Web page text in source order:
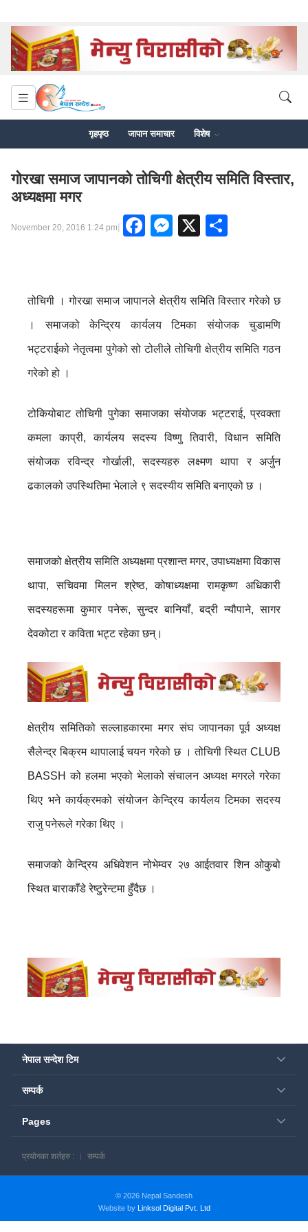
गृहपृष्ठ जापान समाचार विशेष
गोरखा समाज जापानको तोचिगी क्षेत्रीय समिति विस्तार,
अध्यक्षमा मगर
November 20, 2016 1:24 pm| Facebook
Messenger
X
तोचिगी । गोरखा समाज जापानले क्षेत्रीय समिति विस्तार गरेको छ
। समाजको केन्द्रिय कार्यलय टिमका संयोजक चुडामणि
भट्टराईको नेतृत्वमा पुगेको सो टोलीले तोचिगी क्षेत्रीय समिति गठन
गरेको हो ।
टोकियोबाट तोचिगी पुगेका समाजका संयोजक भट्टराई, प्रवक्ता
कमला काप्री, कार्यलय सदस्य विष्णु तिवारी, विधान समिति
संयोजक रविन्द्र गोर्खाली, सदस्यहरु लक्ष्मण थापा र अर्जुन
ढकालको उपस्थितिमा भेलाले ९ सदस्यीय समिति बनाएको छ ।
समाजको क्षेत्रीय समिति अध्यक्षमा प्रशान्त मगर, उपाध्यक्षमा विकास
थापा, सचिवमा मिलन श्रेष्ठ, कोषाध्यक्षमा रामकृष्ण अधिकारी
सदस्यहरूमा कुमार पनेरू, सुन्दर बानियाँ, बद्री न्यौपाने, सागर
देवकोटा र कविता भट्ट रहेका छन्।
क्षेत्रीय समितिको सल्लाहकारमा मगर संघ जापानका पूर्व अध्यक्ष
सैलेन्द्र बिक्रम थापालाई चयन गरेको छ । तोचिगी स्थित CLUB
BASSH को हलमा भएको भेलाको संचालन अध्यक्ष मगरले गरेका
थिए भने कार्यक्रमको संयोजन केन्द्रिय कार्यलय टिमका सदस्य
राजु पनेरूले गरेका थिए ।
समाजको केन्द्रिय अधिवेशन नोभेम्वर २७ आईतवार शिन ओकुबो
स्थित बाराकाँडे रेष्टुरेन्टमा हुँदैछ ।
नेपाल सन्देश टिम
सम्पर्क
Pages
प्रयोगका शर्तहरु : सम्पर्क
© 2026 Nepal Sandesh
Website by Linksol Digital Pvt. Ltd